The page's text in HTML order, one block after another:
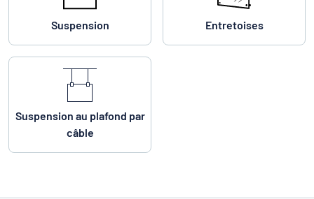
Suspension Entretoises
Suspension au plafond par
câble